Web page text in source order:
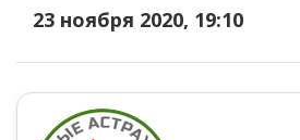
23 ноября 2020, 19:10